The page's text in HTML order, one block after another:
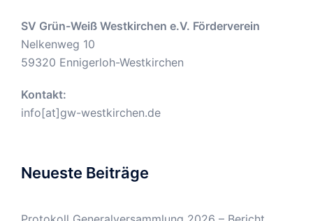
SV Grün-Weiß Westkirchen e.V. Förderverein
Nelkenweg 10
59320 Ennigerloh-Westkirchen
Kontakt:
info[at]gw-westkirchen.de
Neueste Beiträge